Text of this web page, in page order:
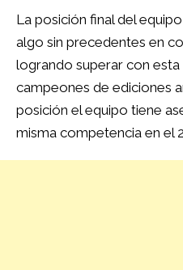
La posición final del
algo sin precedentes en
logrando superar con esta
campeones de ediciones
posición el equipo tiene
misma competencia en el